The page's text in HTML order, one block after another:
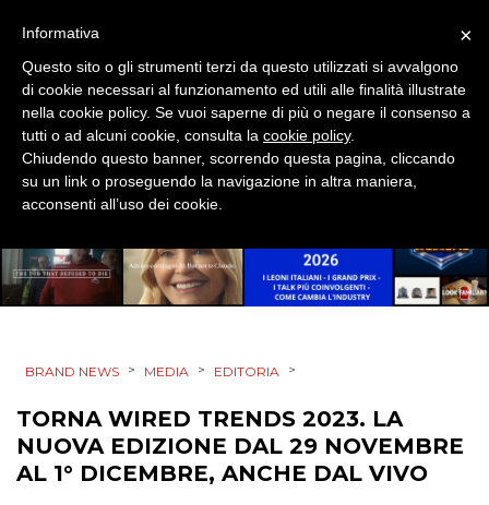
ESTERNA
RADIO / AUDIO
TV
RICERCHE
PREVISIONI/SCENARI
BRAND NEWS > MEDIA > EDITORIA >
TORNA WIRED TRENDS 2023. LA
NUOVA EDIZIONE DAL 29 NOVEMBRE
AL 1° DICEMBRE, ANCHE DAL VIVO
×
Informativa
Questo sito o gli strumenti terzi da questo utilizzati si avvalgono
di cookie necessari al funzionamento ed utili alle finalità illustrate
nella cookie policy. Se vuoi saperne di più o negare il consenso a
tutti o ad alcuni cookie, consulta la cookie policy.
Chiudendo questo banner, scorrendo questa pagina, cliccando
su un link o proseguendo la navigazione in altra maniera,
acconsenti all’uso dei cookie.